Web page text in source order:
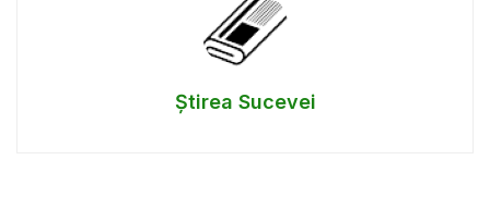
Știrea Sucevei